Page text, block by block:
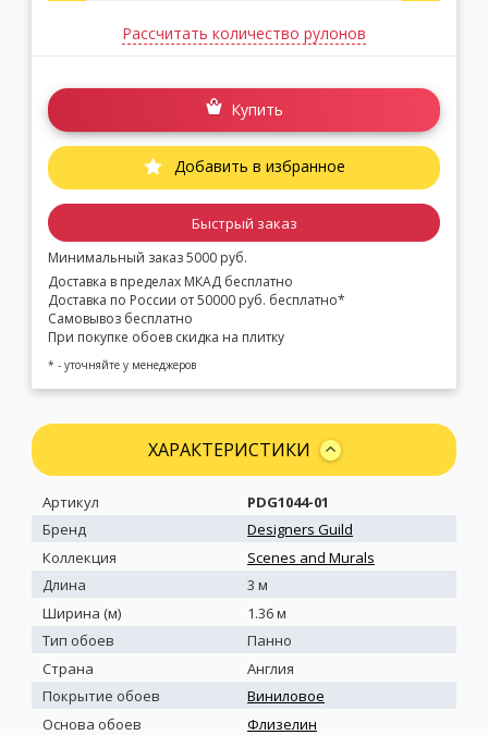
Рассчитать количество рулонов
Купить
Добавить в избранное
Быстрый заказ
Минимальный заказ 5000 руб.
Доставка в пределах МКАД бесплатно
Доставка по России от 50000 руб. бесплатно*
Самовывоз бесплатно
При покупке обоев скидка на плитку
* - уточняйте у менеджеров
ХАРАКТЕРИСТИКИ
Артикул
PDG1044-01
Бренд
Designers Guild
Коллекция
Scenes and Murals
Длина
3 м
Ширина (м)
1.36 м
Тип обоев
Панно
Страна
Англия
Покрытие обоев
Виниловое
Основа обоев
Флизелин